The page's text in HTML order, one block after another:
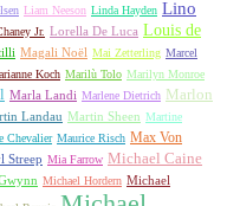
Liam Neeson Linda Hayden Lino
Jr. Lorella De Luca Louis de
Magali Noël Mai Zetterling Marcel
Koch Marilù Tolo Marilyn Monroe
Marla Landi Marlene Dietrich Marlon
Landau Martin Sheen Martine
Chevalier Maurice Risch Max Von
Streep Mia Farrow Michael Caine
Michael Hordern Michael